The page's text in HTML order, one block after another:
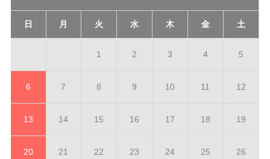
日 月 火 水 木 金 土
1 2 3 4 5
6 7 8 9 10 11 12
13 14 15 16 17 18 19
20 21 22 23 24 25 26